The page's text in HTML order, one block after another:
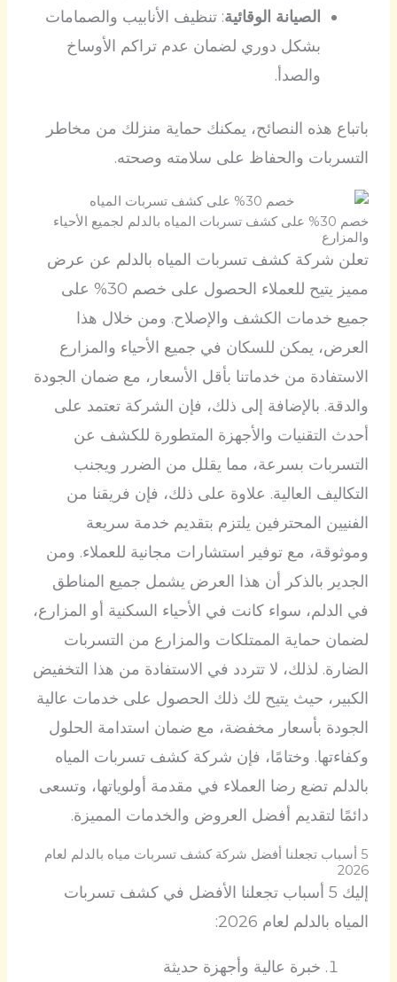
الصيانة الوقائية: تنظيف الأنابيب والصمامات
بشكل دوري لضمان عدم تراكم الأوساخ
والصدأ.
باتباع هذه النصائح، يمكنك حماية منزلك من مخاطر
التسربات والحفاظ على سلامته وصحته.
خصم 30% على كشف تسربات المياه بالدلم لجميع الأحياء
والمزارع
تعلن شركة كشف تسربات المياه بالدلم عن عرض
مميز يتيح للعملاء الحصول على خصم 30% على
جميع خدمات الكشف والإصلاح. ومن خلال هذا
العرض، يمكن للسكان في جميع الأحياء والمزارع
الاستفادة من خدماتنا بأقل الأسعار، مع ضمان الجودة
والدقة. بالإضافة إلى ذلك، فإن الشركة تعتمد على
أحدث التقنيات والأجهزة المتطورة للكشف عن
التسربات بسرعة، مما يقلل من الضرر ويجنب
التكاليف العالية. علاوة على ذلك، فإن فريقنا من
الفنيين المحترفين يلتزم بتقديم خدمة سريعة
وموثوقة، مع توفير استشارات مجانية للعملاء. ومن
الجدير بالذكر أن هذا العرض يشمل جميع المناطق
في الدلم، سواء كانت في الأحياء السكنية أو المزارع،
لضمان حماية الممتلكات والمزارع من التسربات
الضارة. لذلك، لا تتردد في الاستفادة من هذا التخفيض
الكبير، حيث يتيح لك ذلك الحصول على خدمات عالية
الجودة بأسعار مخفضة، مع ضمان استدامة الحلول
وكفاءتها. وختامًا، فإن شركة كشف تسربات المياه
بالدلم تضع رضا العملاء في مقدمة أولوياتها، وتسعى
دائمًا لتقديم أفضل العروض والخدمات المميزة.
5 أسباب تجعلنا أفضل شركة كشف تسربات مياه بالدلم لعام
2026
إليك 5 أسباب تجعلنا الأفضل في كشف تسربات
المياه بالدلم لعام 2026:
خبرة عالية وأجهزة حديثة